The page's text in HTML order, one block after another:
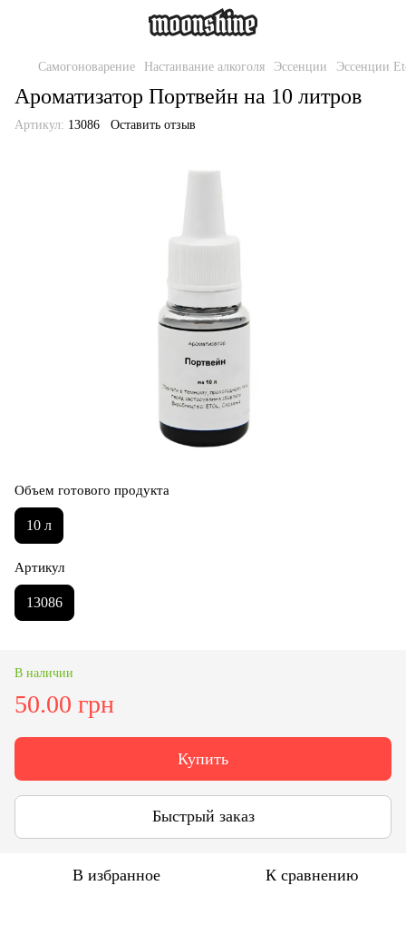
Самогоноварение Настаивание алкоголя Эссенции Эссенции
Ароматизатор Портвейн на 10 литров
Артикул: 13086 Оставить отзыв
Объем готового продукта
10 л
Артикул
13086
В наличии
50.00 грн
Купить
Быстрый заказ
В избранное К сравнению